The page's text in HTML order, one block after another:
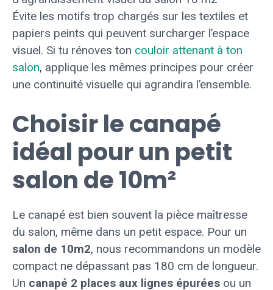
Évite les motifs trop chargés sur les textiles et
papiers peints qui peuvent surcharger l’espace
visuel. Si tu rénoves ton couloir attenant à ton
salon, applique les mêmes principes pour créer
une continuité visuelle qui agrandira l’ensemble.
Choisir le canapé
idéal pour un petit
salon de 10m²
Le canapé est bien souvent la pièce maîtresse
du salon, même dans un petit espace. Pour un
salon de 10m2, nous recommandons un modèle
compact ne dépassant pas 180 cm de longueur.
Un canapé 2 places aux lignes épurées ou un